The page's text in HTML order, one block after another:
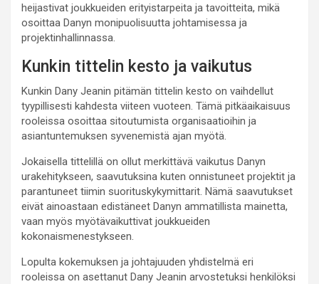
heijastivat joukkueiden erityistarpeita ja tavoitteita, mikä
osoittaa Danyn monipuolisuutta johtamisessa ja
projektinhallinnassa.
Kunkin tittelin kesto ja vaikutus
Kunkin Dany Jeanin pitämän tittelin kesto on vaihdellut
tyypillisesti kahdesta viiteen vuoteen. Tämä pitkäaikaisuus
rooleissa osoittaa sitoutumista organisaatioihin ja
asiantuntemuksen syvenemistä ajan myötä.
Jokaisella tittelillä on ollut merkittävä vaikutus Danyn
urakehitykseen, saavutuksina kuten onnistuneet projektit ja
parantuneet tiimin suorituskykymittarit. Nämä saavutukset
eivät ainoastaan edistäneet Danyn ammatillista mainetta,
vaan myös myötävaikuttivat joukkueiden
kokonaismenestykseen.
Lopulta kokemuksen ja johtajuuden yhdistelmä eri
rooleissa on asettanut Dany Jeanin arvostetuksi henkilöksi